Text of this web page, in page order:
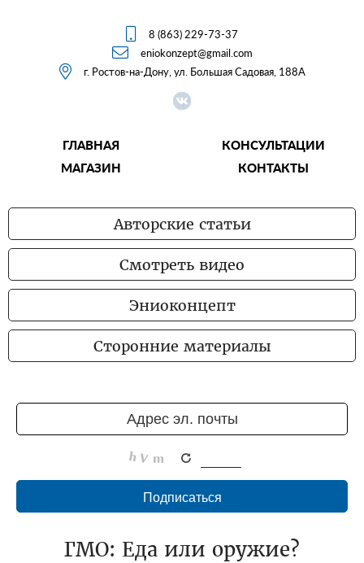
 8 (863) 229-73-37
 eniokonzept@gmail.com
 г. Ростов-на-Дону, ул. Большая Садовая, 188А
ГЛАВНАЯ
КОНСУЛЬТАЦИИ
МАГАЗИН
КОНТАКТЫ
Авторские статьи
Смотреть видео
Эниоконцепт
Сторонние материалы
ГМО: Еда или оружие?